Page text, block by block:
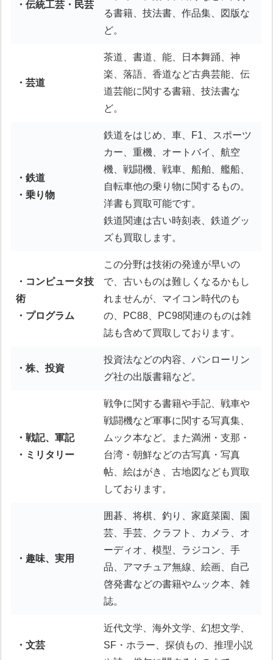
・伝統工芸・民芸
る書籍、技法書、作品集、図版な
ど。
・芸道
茶道、書道、能、日本舞踊、神
楽、落語、香道など古典芸能、伝
道芸能に関する書籍、技法書な
ど。
・鉄道
・乗り物
鉄道をはじめ、車、F1、スポーツ
カー、重機、オートバイ、航空
機、戦闘機、戦車、船舶、艦船、
自転車他の乗り物に関するもの。
洋書も買取可能です。
鉄道関連は古い時刻表、鉄道グッ
ズも買取します。
・コンピュータ技
術
・プログラム
この分野は技術の発達が早いの
で、古いものは難しくなるかもし
れませんが、マイコン時代のも
の、PC88、PC98関連のものは雑
誌も含めて買取しております。
・株、投資
投資法などの内容、パンローリン
グ社の出版書籍など。
・戦記、軍記
・ミリタリー
戦争に関する書籍や手記、戦車や
戦闘機など軍事に関する写真集、
ムック本など。また満洲・支那・
台湾・朝鮮などの古写真・写真
帖、絵はがき、古地図なども買取
しております。
・趣味、実用
囲碁、将棋、釣り、家庭菜園、園
芸、手芸、クラフト、カメラ、オ
ーディオ、模型、ラジコン、手
品、アマチュア無線、絵画、自己
啓発書などの書籍やムック本、雑
誌。
・文芸
近代文学、海外文学、幻想文学、
SF・ホラー、探偵もの、推理小説